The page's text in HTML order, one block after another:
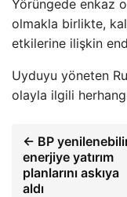
Yörüngede enkaz
olmakla birlikte,
etkilerine ilişkin
Uyduyu yöneten
olayla ilgili
← BP
enerjiye yatırım
planlarını askıya
aldı